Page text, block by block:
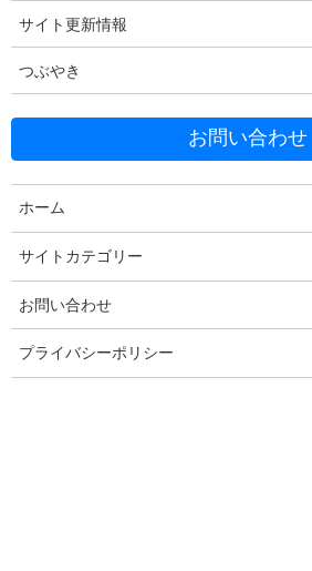
Facebook
コメントを残す
サイト更新情報
つぶやき
お問い合わせ
ホーム
サイトカテゴリー
お問い合わせ
プライバシーポリシー